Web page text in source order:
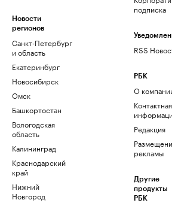
Новости
регионов
Санкт-Петербург
и область
Екатеринбург
Новосибирск
Омск
Башкортостан
Вологодская
область
Калининград
Краснодарский
край
Нижний
Новгород
подписка
RSS
РБК
О
Контактная
Редакция
рекламы
Другие
продукты
РБК